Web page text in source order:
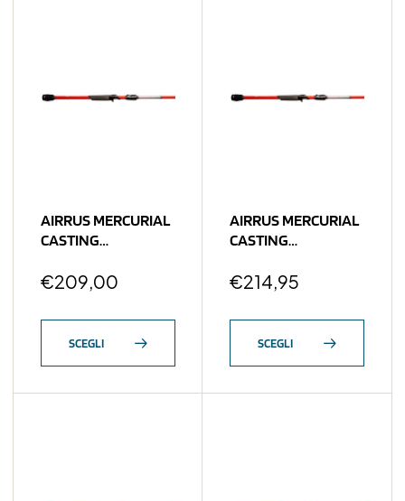
AIRRUS MERCURIAL
CASTING
Whiplash 1/4-5/8 OZ
€209,00
SCEGLI
AIRRUS MERCURIAL
CASTING
Vicious Twitcher
€214,95
SCEGLI